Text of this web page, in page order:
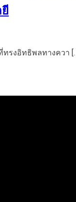
รงอิทธิพลทางควา